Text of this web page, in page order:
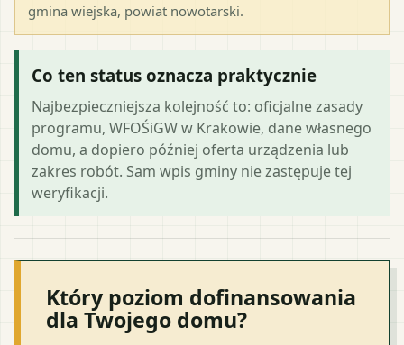
gmina wiejska, powiat nowotarski.
Co ten status oznacza praktycznie
Najbezpieczniejsza kolejność to: oficjalne zasady
programu, WFOŚiGW w Krakowie, dane własnego
domu, a dopiero później oferta urządzenia lub
zakres robót. Sam wpis gminy nie zastępuje tej
weryfikacji.
Który poziom dofinansowania
dla Twojego domu?